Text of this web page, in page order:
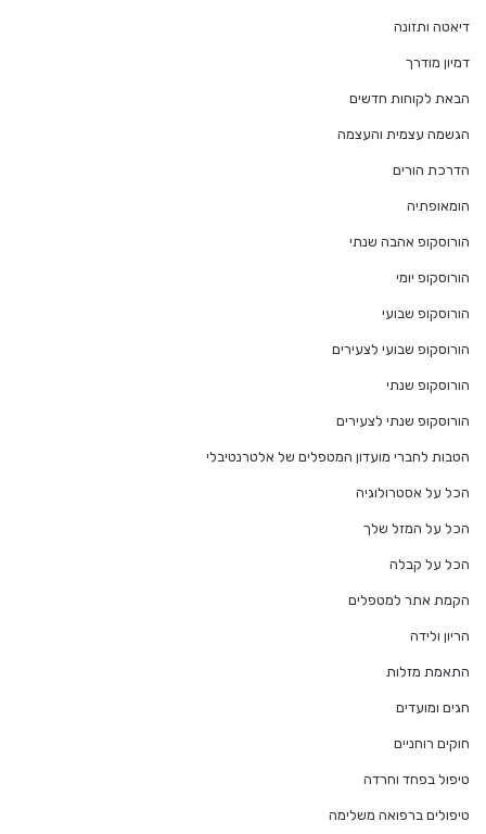
דיאטה ותזונה
דמיון מודרך
הבאת לקוחות חדשים
הגשמה עצמית והעצמה
הדרכת הורים
הומאופתיה
הורוסקופ אהבה שנתי
הורוסקופ יומי
הורוסקופ שבועי
הורוסקופ שבועי לצעירים
הורוסקופ שנתי
הורוסקופ שנתי לצעירים
הטבות לחברי מועדון המטפלים של אלטרנטיבלי
הכל על אסטרולוגיה
הכל על המזל שלך
הכל על קבלה
הקמת אתר למטפלים
הריון ולידה
התאמת מזלות
חגים ומועדים
חוקים רוחניים
טיפול בפחד וחרדה
טיפולים ברפואה משלימה